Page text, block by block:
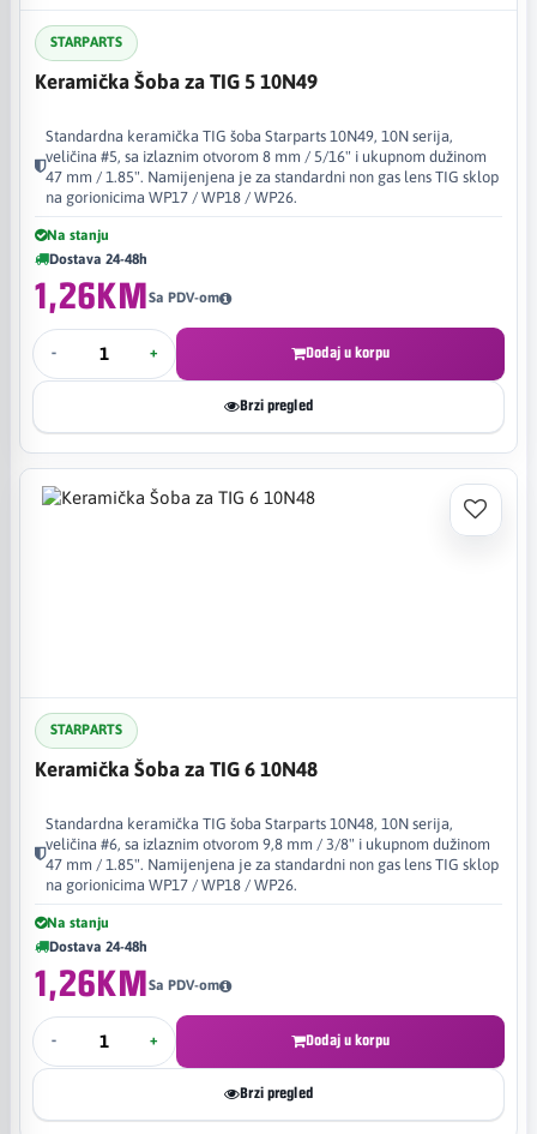
STARPARTS
Keramička Šoba za TIG 5 10N49
Standardna keramička TIG šoba Starparts 10N49, 10N serija,
veličina #5, sa izlaznim otvorom 8 mm / 5/16" i ukupnom dužinom
47 mm / 1.85". Namijenjena je za standardni non gas lens TIG sklop
na gorionicima WP17 / WP18 / WP26.
Na stanju
Dostava 24-48h
1,26KMSa PDV-om
- + Dodaj u korpu
Brzi pregled
STARPARTS
Keramička Šoba za TIG 6 10N48
Standardna keramička TIG šoba Starparts 10N48, 10N serija,
veličina #6, sa izlaznim otvorom 9,8 mm / 3/8" i ukupnom dužinom
47 mm / 1.85". Namijenjena je za standardni non gas lens TIG sklop
na gorionicima WP17 / WP18 / WP26.
Na stanju
Dostava 24-48h
1,26KMSa PDV-om
- + Dodaj u korpu
Brzi pregled